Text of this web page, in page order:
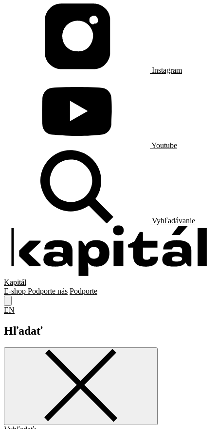
Instagram
Youtube
Vyhľadávanie
Kapitál
E-shop Podporte nás Podporte
EN
Hľadať